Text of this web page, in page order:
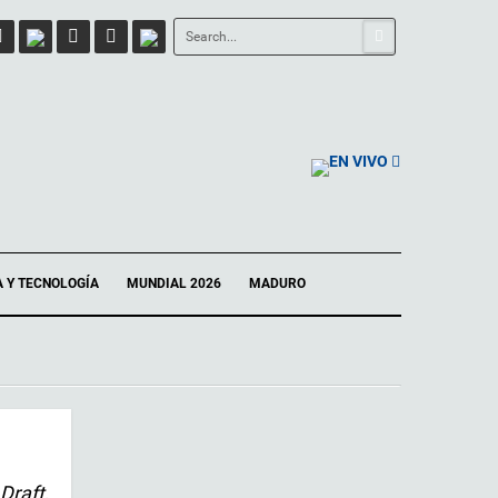
EN VIVO
Y TECNOLOGÍA MUNDIAL 2026 MADURO